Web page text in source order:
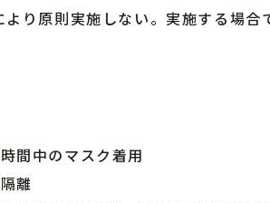
り原則実施しない。実施する場
間中のマスク着用
離